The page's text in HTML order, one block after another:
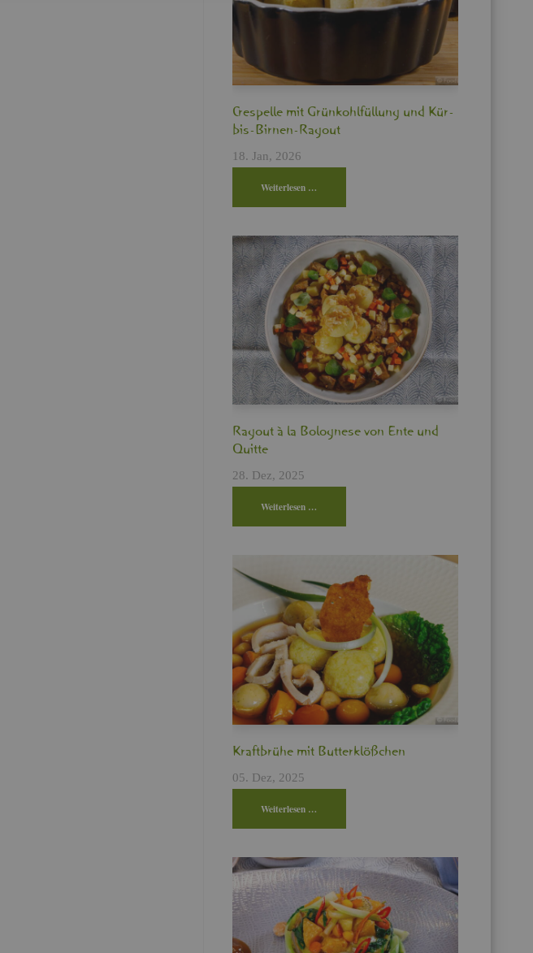
Cres­pel­le mit Grün­kohl­fül­lung und Kür­
bis-Bir­nen-Ra­gout
18. Jan, 2026
Wei­ter­le­sen …
Ra­gout à la Bo­lo­gne­se von Ente und
Quit­te
28. Dez, 2025
Wei­ter­le­sen …
Kraft­brü­he mit But­ter­klö­ßchen
05. Dez, 2025
Wei­ter­le­sen …